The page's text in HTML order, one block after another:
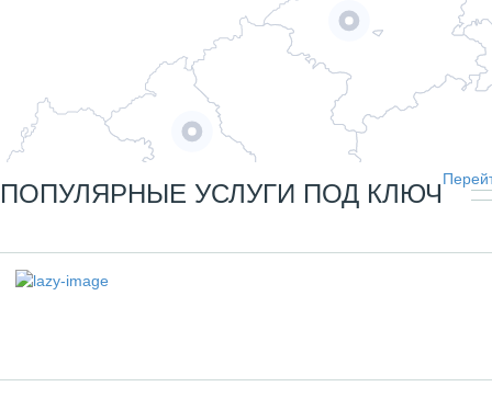
ПОПУЛЯРНЫЕ УСЛУГИ ПОД КЛЮЧ